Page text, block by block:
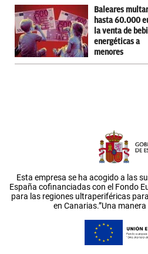
Baleares
hasta 60.000
la venta de
energéticas a
menores
Esta empresa se ha acogido a las
España cofinanciadas con el Fondo
para las regiones ultraperiféricas
en Canarias.”Una